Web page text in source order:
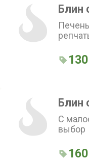
Блин
Блин
С
выбор